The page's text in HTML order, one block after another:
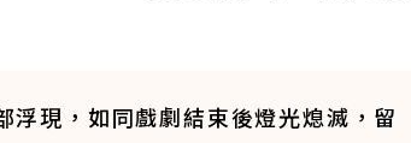
現，如同戲劇結束後燈光熄滅，留